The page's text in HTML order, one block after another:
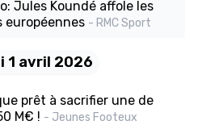
Jules Koundé affole les
européennes - RMC Sport
1 avril 2026
prêt à sacrifier une de
M€ ! - Jeunes Footeux